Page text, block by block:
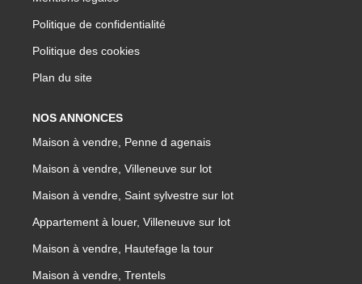
Politique de confidentialité
Politique des cookies
Plan du site
NOS ANNONCES
Maison à vendre, Penne d agenais
Maison à vendre, Villeneuve sur lot
Maison à vendre, Saint sylvestre sur lot
Appartement à louer, Villeneuve sur lot
Maison à vendre, Hautefage la tour
Maison à vendre, Trentels